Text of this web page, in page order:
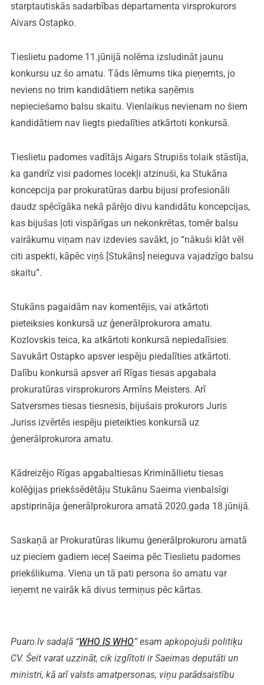
starptautiskās sadarbības departamenta virsprokurors
Aivars Ostapko.
Tieslietu padome 11.jūnijā nolēma izsludināt jaunu
konkursu uz šo amatu. Tāds lēmums tika pieņemts, jo
neviens no trim kandidātiem netika saņēmis
nepieciešamo balsu skaitu. Vienlaikus nevienam no šiem
kandidātiem nav liegts piedalīties atkārtoti konkursā.
Tieslietu padomes vadītājs Aigars Strupišs tolaik stāstīja,
ka gandrīz visi padomes locekļi atzinuši, ka Stukāna
koncepcija par prokuratūras darbu bijusi profesionāli
daudz spēcīgāka nekā pārējo divu kandidātu koncepcijas,
kas bijušas ļoti vispārīgas un nekonkrētas, tomēr balsu
vairākumu viņam nav izdevies savākt, jo “nākuši klāt vēl
citi aspekti, kāpēc viņš [Stukāns] neieguva vajadzīgo balsu
skaitu”.
Stukāns pagaidām nav komentējis, vai atkārtoti
pieteiksies konkursā uz ģenerālprokurora amatu.
Kozlovskis teica, ka atkārtoti konkursā nepiedalīsies.
Savukārt Ostapko apsver iespēju piedalīties atkārtoti.
Dalību konkursā apsver arī Rīgas tiesas apgabala
prokuratūras virsprokurors Armīns Meisters. Arī
Satversmes tiesas tiesnesis, bijušais prokurors Juris
Juriss izvērtēs iespēju pieteikties konkursā uz
ģenerālprokurora amatu.
Kādreizējo Rīgas apgabaltiesas Krimināllietu tiesas
kolēģijas priekšsēdētāju Stukānu Saeima vienbalsīgi
apstiprināja ģenerālprokurora amatā 2020.gada 18.jūnijā.
Saskaņā ar Prokuratūras likumu ģenerālprokuroru amatā
uz pieciem gadiem ieceļ Saeima pēc Tieslietu padomes
priekšlikuma. Viena un tā pati persona šo amatu var
ieņemt ne vairāk kā divus termiņus pēc kārtas.
Puaro.lv sadaļā “WHO IS WHO” esam apkopojuši politiķu
CV. Šeit varat uzzināt, cik izglītoti ir Saeimas deputāti un
ministri, kā arī valsts amatpersonas, viņu parādsaistību